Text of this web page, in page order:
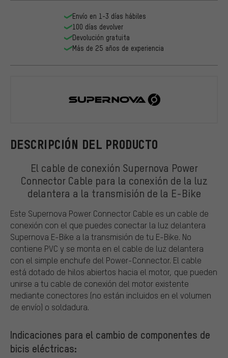
DESCRIPCIÓN DEL PRODUCTO
El cable de conexión Supernova Power
Connector Cable para la conexión de la luz
delantera a la transmisión de la E-Bike
Este Supernova Power Connector Cable es un cable de
conexión con el que puedes conectar la luz delantera
Supernova E-Bike a la transmisión de tu E-Bike. No
contiene PVC y se monta en el cable de luz delantera
con el simple enchufe del Power-Connector. El cable
está dotado de hilos abiertos hacia el motor, que pueden
unirse a tu cable de conexión del motor existente
mediante conectores (no están incluidos en el volumen
de envío) o soldadura.
Indicaciones para el cambio de componentes de
bicis eléctricas:
Envío en 1-3 días hábiles
100 días devolver
Devolución gratuita
Más de 25 años de experiencia
Supernova